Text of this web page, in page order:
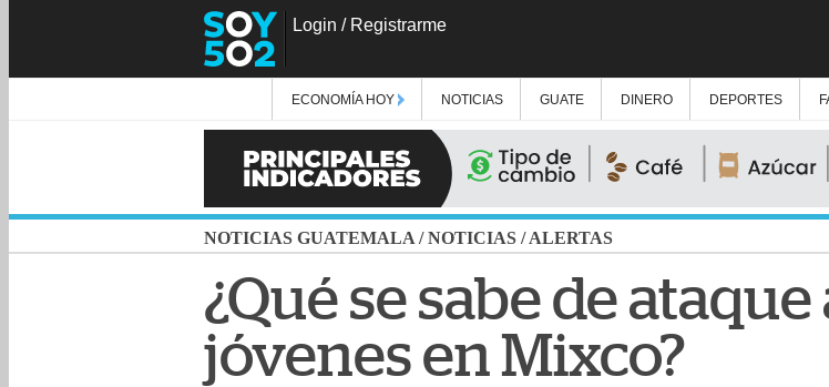
Login / Registrarme
ECONOMÍA HOY NOTICIAS GUATE DINERO DEPORTES
NOTICIAS GUATEMALA /NOTICIAS /ALERTAS
¿Qué se sabe de
jóvenes en Mixco?